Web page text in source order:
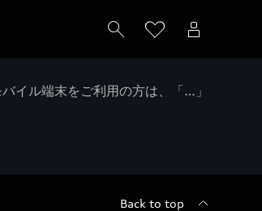
イル端末をご利用の方は、「…」
Back to top